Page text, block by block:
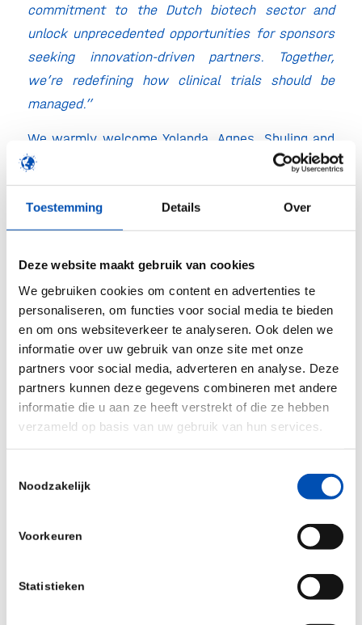
Toestemming Details Over
Deze website maakt gebruik van cookies
We gebruiken cookies om content en advertenties te
personaliseren, om functies voor social media te bieden
en om ons websiteverkeer te analyseren. Ook delen we
informatie over uw gebruik van onze site met onze
partners voor social media, adverteren en analyse. Deze
partners kunnen deze gegevens combineren met andere
informatie die u aan ze heeft verstrekt of die ze hebben
verzameld op basis van uw gebruik van hun services.
Noodzakelijk
Voorkeuren
Statistieken
commitment to the Dutch biotech sector and
unlock unprecedented opportunities for sponsors
seeking innovation-driven partners. Together,
we’re redefining how clinical trials should be
managed.”
We warmly welcome Yolanda, Agnes, Shuling and
the entire CiNTL team to the hollandbio
community!
Yolanda Cabrera-Sybesma, Co-Founder & CEO:
yc.sybesma@cintlpharma.com
Agnes Versteegen, Co-Founder & CPMO:
a.versteegen@cintlpharma.com
Shuling Ferradas Fernandez, CRA: